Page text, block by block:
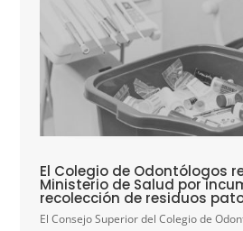
El Colegio de Odontólogos
Ministerio de Salud por
recolección de residuos
El Consejo Superior del Colegio de